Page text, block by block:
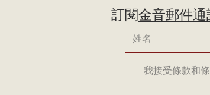
訂閱金音郵件通
我接受條款和